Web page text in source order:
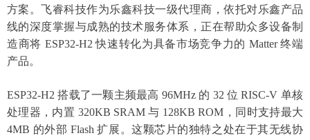
方案。飞睿科技作为乐鑫科技一级代理商，依托对乐鑫产品
线的深度掌握与成熟的技术服务体系，正在帮助众多设备制
造商将 ESP32-H2 快速转化为具备市场竞争力的 Matter 终端
产品。
ESP32-H2 搭载了一颗主频最高 96MHz 的 32 位 RISC-V 单核
处理器，内置 320KB SRAM 与 128KB ROM，同时支持最大
4MB 的外部 Flash 扩展。这颗芯片的独特之处在于其无线协